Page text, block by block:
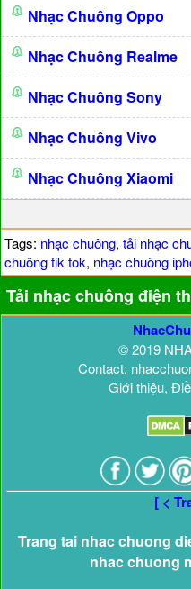
Nhạc Chuông Oppo
Nhạc Chuông Realme
Nhạc Chuông Sony
Nhạc Chuông Vivo
Nhạc Chuông Xiaomi
Tags: nhạc chuông, tải nhạc
chuông tik tok, nhạc chuông
Tải nhạc chuông điện
© 2019
Contact:
Giới thiệu,
[ <
Trang tai nhac chuong
nhac chuong